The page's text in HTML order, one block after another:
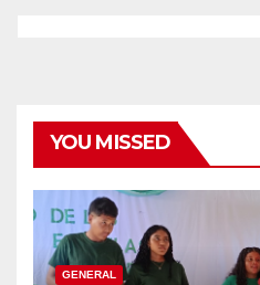
YOU MISSED
GENERAL